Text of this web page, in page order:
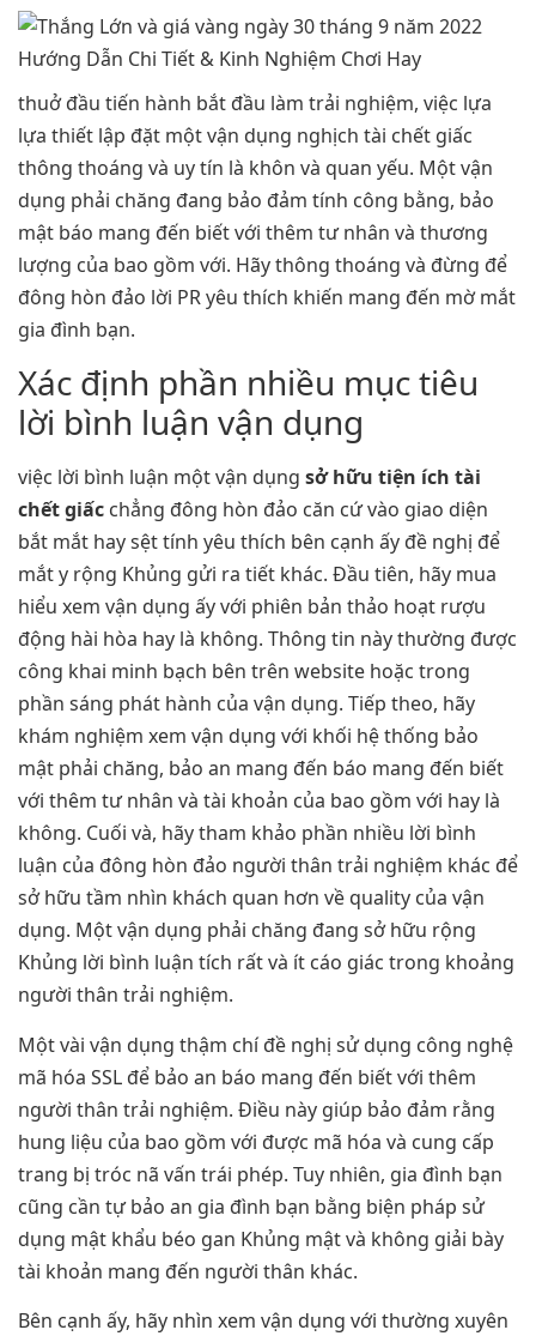
thuở đầu tiến hành bắt đầu làm trải nghiệm, việc lựa
lựa thiết lập đặt một vận dụng nghịch tài chết giấc
thông thoáng và uy tín là khôn và quan yếu. Một vận
dụng phải chăng đang bảo đảm tính công bằng, bảo
mật báo mang đến biết với thêm tư nhân và thương
lượng của bao gồm với. Hãy thông thoáng và đừng để
đông hòn đảo lời PR yêu thích khiến mang đến mờ mắt
gia đình bạn.
Xác định phần nhiều mục tiêu
lời bình luận vận dụng
việc lời bình luận một vận dụng sở hữu tiện ích tài
chết giấc chẳng đông hòn đảo căn cứ vào giao diện
bắt mắt hay sệt tính yêu thích bên cạnh ấy đề nghị để
mắt y rộng Khủng gửi ra tiết khác. Đầu tiên, hãy mua
hiểu xem vận dụng ấy với phiên bản thảo hoạt rượu
động hài hòa hay là không. Thông tin này thường được
công khai minh bạch bên trên website hoặc trong
phần sáng phát hành của vận dụng. Tiếp theo, hãy
khám nghiệm xem vận dụng với khối hệ thống bảo
mật phải chăng, bảo an mang đến báo mang đến biết
với thêm tư nhân và tài khoản của bao gồm với hay là
không. Cuối và, hãy tham khảo phần nhiều lời bình
luận của đông hòn đảo người thân trải nghiệm khác để
sở hữu tầm nhìn khách quan hơn về quality của vận
dụng. Một vận dụng phải chăng đang sở hữu rộng
Khủng lời bình luận tích rất và ít cáo giác trong khoảng
người thân trải nghiệm.
Một vài vận dụng thậm chí đề nghị sử dụng công nghệ
mã hóa SSL để bảo an báo mang đến biết với thêm
người thân trải nghiệm. Điều này giúp bảo đảm rằng
hung liệu của bao gồm với được mã hóa và cung cấp
trang bị tróc nã vấn trái phép. Tuy nhiên, gia đình bạn
cũng cần tự bảo an gia đình bạn bằng biện pháp sử
dụng mật khẩu béo gan Khủng mật và không giải bày
tài khoản mang đến người thân khác.
Bên cạnh ấy, hãy nhìn xem vận dụng với thường xuyên